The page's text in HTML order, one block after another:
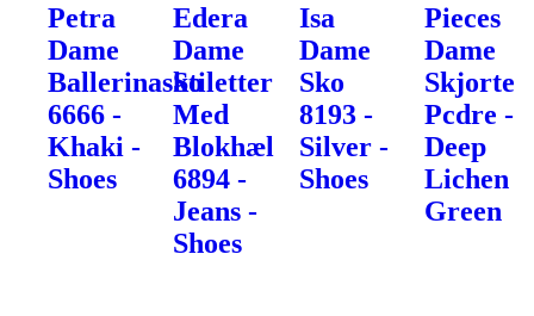
Petra
Dame
Ballerinasko
6666 -
Khaki -
Shoes
Edera
Dame
Stiletter
Med
Blokhæl
6894 -
Jeans -
Shoes
Isa
Dame
Sko
8193 -
Silver -
Shoes
Pieces
Dame
Skjorte
Pcdre -
Deep
Lichen
Green